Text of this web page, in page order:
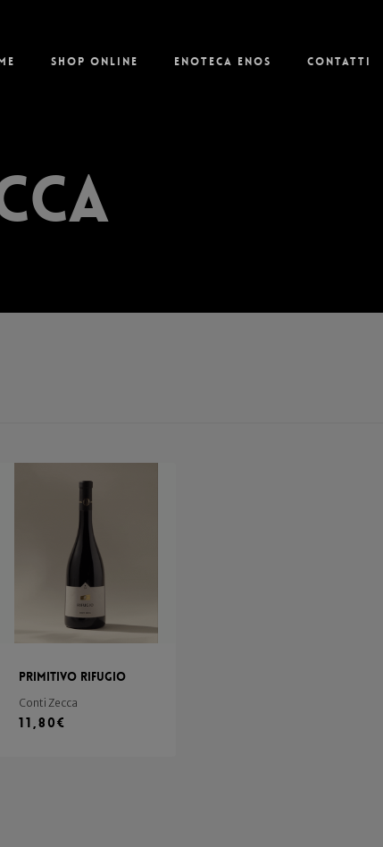
Shop online Enoteca Enos Contatti
Primitivo Rifugio
Conti Zecca
11,80€